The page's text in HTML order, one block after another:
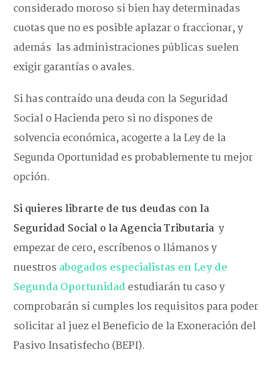
considerado moroso si bien hay determinadas
cuotas que no es posible aplazar o fraccionar, y
además las administraciones públicas suelen
exigir garantías o avales.
Si has contraído una deuda con la Seguridad
Social o Hacienda pero si no dispones de
solvencia económica, acogerte a la Ley de la
Segunda Oportunidad es probablemente tu mejor
opción.
Si quieres librarte de tus deudas con la
Seguridad Social o la Agencia Tributaria y
empezar de cero, escríbenos o llámanos y
nuestros abogados especialistas en Ley de
Segunda Oportunidadestudiarán tu caso y
comprobarán si cumples los requisitos para poder
solicitar al juez el Beneficio de la Exoneración del
Pasivo Insatisfecho (BEPI).